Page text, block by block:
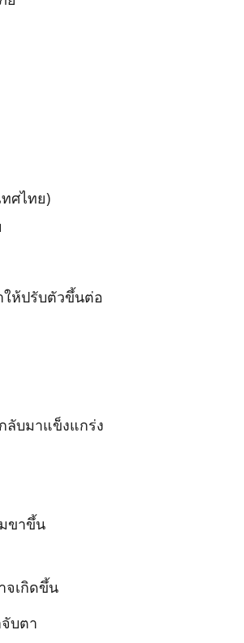
ศไทย)
ให้ปรับตัวขึ้นต่อ
ลับมาแข็งแกร่ง
ขาขึ้น
จเกิดขึ้น
บตา